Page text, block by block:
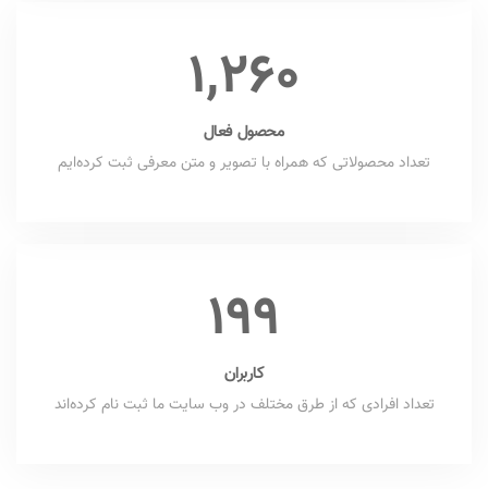
1,260
محصول فعال
تعداد محصولاتی که همراه با تصویر و متن معرفی ثبت کرده‌ایم
199
کاربران
تعداد افرادی که از طرق مختلف در وب سایت ما ثبت نام کرده‌اند